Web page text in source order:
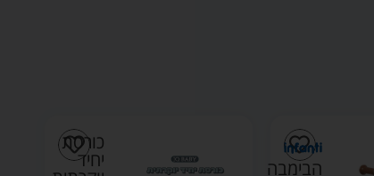
כורסת
יחיד
ספונת
נפתחת